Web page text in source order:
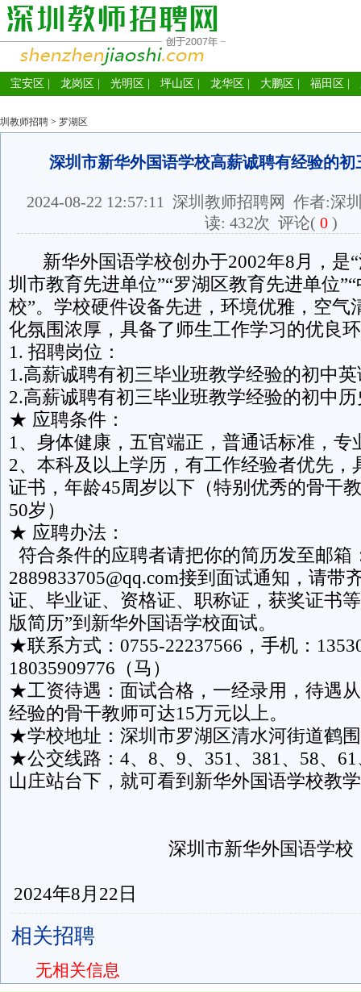
宝安区 龙岗区 光明区 坪山区 龙华区 大鹏区 福田区
圳教师招聘 > 罗湖区
深圳市新华外国语学校高薪诚聘有经验的
2024-08-22 12:57:11 深圳教师招聘网 作者:深
读: 432次 评论( 0)
新华外国语学校创办于2002年8月，是“
圳市教育先进单位”“罗湖区教育先进单位
校”。学校硬件设备先进，环境优雅，空气
化氛围浓厚，具备了师生工作学习的优良
1. 招聘岗位：
1.高薪诚聘有初三毕业班教学经验的初中
2.高薪诚聘有初三毕业班教学经验的初中
★ 应聘条件：
1、身体健康，五官端正，普通话标准，专
2、本科及以上学历，有工作经验者优先，
证书，年龄45周岁以下（特别优秀的骨干
50岁）
★ 应聘办法：
符合条件的应聘者请把你的简历发至邮箱
2889833705@qq.com接到面试通知，请带
证、毕业证、资格证、职称证，获奖证书
版简历”到新华外国语学校面试。
★联系方式：0755-22237566，手机：
18035909776（马）
★工资待遇：面试合格，一经录用，待遇
经验的骨干教师可达15万元以上。
★学校地址：深圳市罗湖区清水河街道鹤
★公交线路：4、8、9、351、381、58、
山庄站台下，就可看到新华外国
深圳市新华外
2024年8月22日
相关招聘
无相关信息